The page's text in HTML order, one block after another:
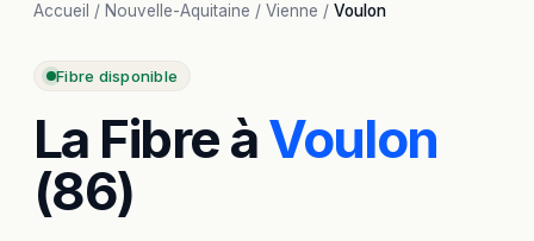
Accueil / Nouvelle-Aquitaine / Vienne / Voulon
Fibre disponible
La Fibre àVoulon
(86)